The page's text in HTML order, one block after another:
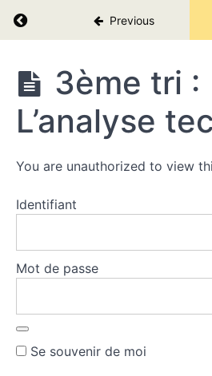
Return to course: Les
Previous
Les
secrets
des
cryptos
V2.
bonnes
cryptos.
Juste
tri :
faire
crypto.
2ème tri :
L'analyse
3ème tri :
L’analyse
You are unauthorized to view
Identifiant
Mot de passe
Se souvenir de moi